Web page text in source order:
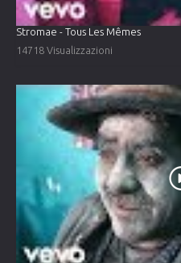
Stromae - Tous Les Mêmes
14718 Visualizzazioni